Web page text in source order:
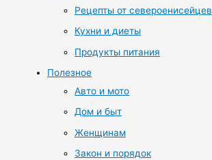
Рецепты от североенисейцев
Кухни и диеты
Продукты питания
Полезное
Авто и мото
Дом и быт
Женщинам
Закон и порядок